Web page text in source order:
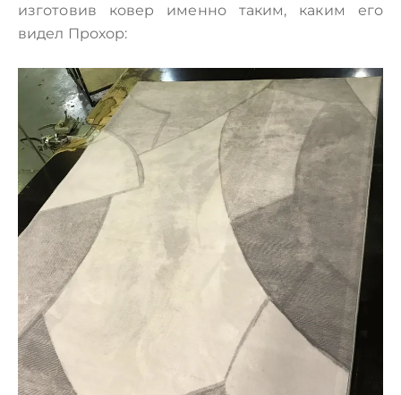
изготовив ковер именно таким, каким его
видел Прохор: